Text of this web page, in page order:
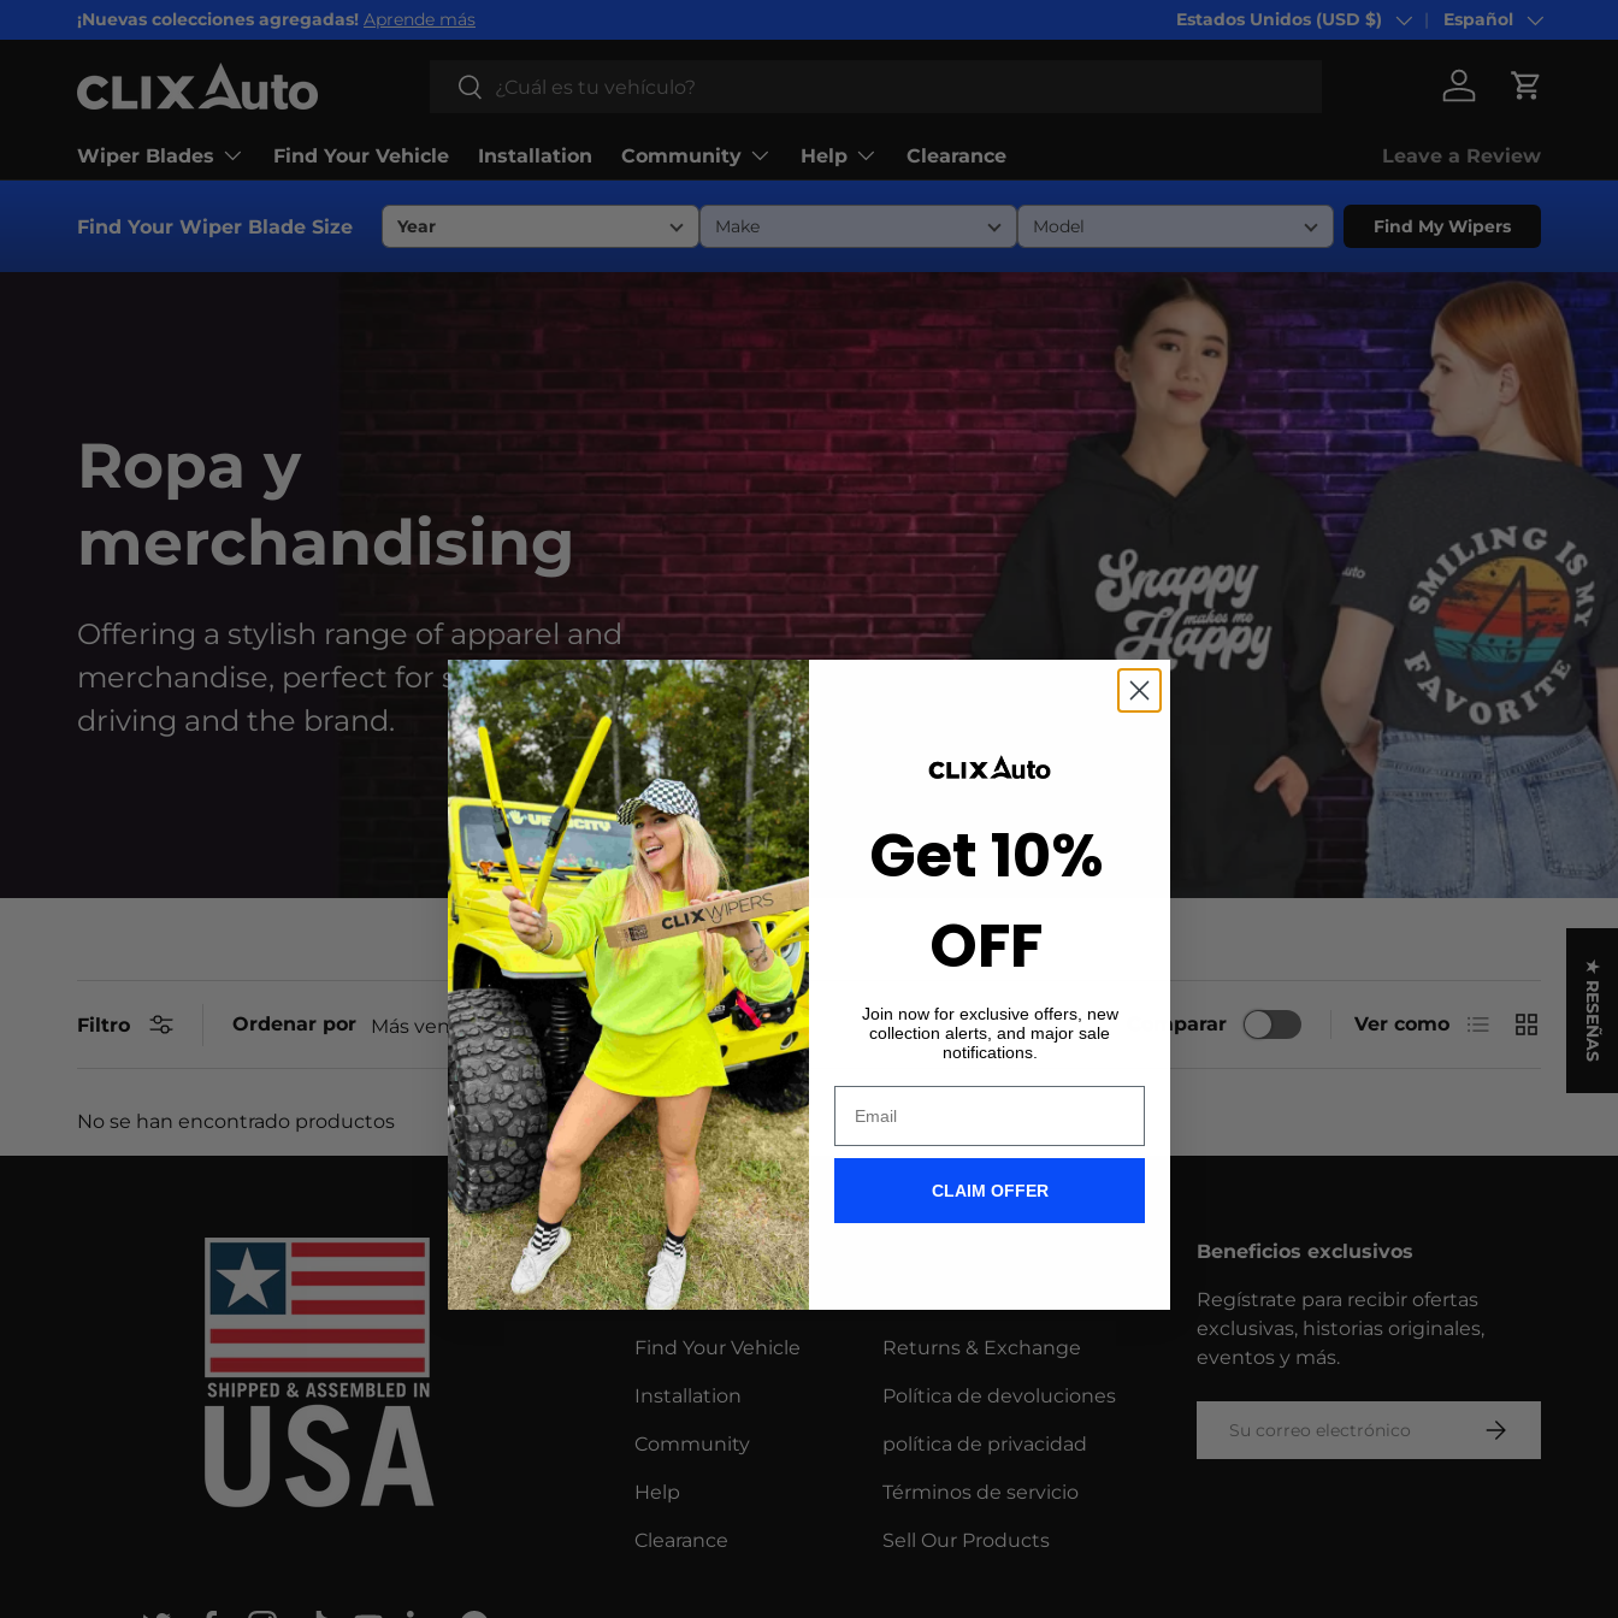
IR AL CONTENIDO
¡Nuevas colecciones agregadas! Aprende más País/Región
Estados Unidos (USD $) IdiomaEspañol
Buscar
Buscar
Iniciar sesión
Carrito
Wiper Blades Find Your Vehicle Installation Community Help Clearance Leave a Review
Find Your Wiper Blade Size Find My Wipers
Ropa y
merchandising
Offering a stylish range of apparel and
merchandise, perfect for showcasing your love for
driving and the brand.
Filtro Ordenar por Más vendidos Comparar Ver como Lista Cuadrícula
No se han encontrado productos
Comercio
Wiper Blades
Find Your Vehicle
Installation
Community
Help
Clearance
Returns & Exchange
Política de devoluciones
política de privacidad
Términos de servicio
Sell Our Products
Beneficios exclusivos
Regístrate para recibir ofertas
exclusivas, historias originales,
eventos y más.
SUSCRIBIRSE
★ RESEÑAS
Get 10%
OFF
Join now for exclusive offers, new
collection alerts, and major sale
notifications.
CLAIM OFFER